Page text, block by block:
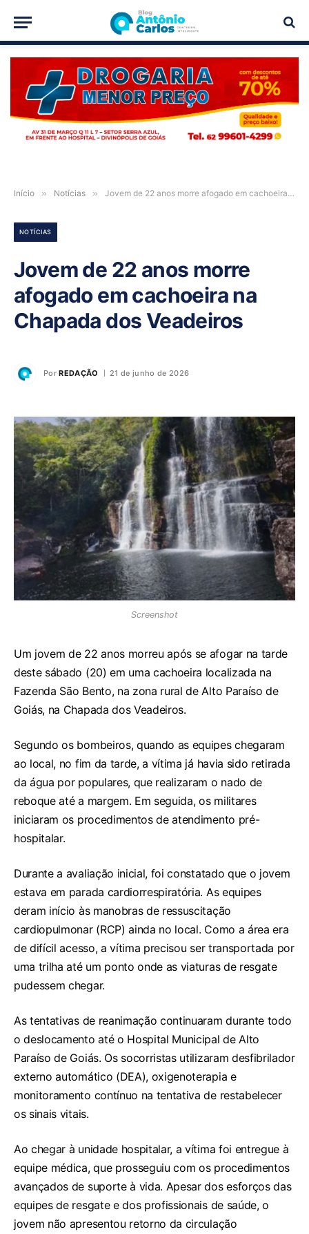
PUBLICIDADE
Início » Notícias » Jovem de 22 anos morre afogado em cachoeira na Chapada dos Veadeiros
NOTÍCIAS
Jovem de 22 anos morre
afogado em cachoeira na
Chapada dos Veadeiros
Por REDAÇÃO 21 de junho de 2026
Screenshot
Um jovem de 22 anos morreu após se afogar na tarde
deste sábado (20) em uma cachoeira localizada na
Fazenda São Bento, na zona rural de Alto Paraíso de
Goiás, na Chapada dos Veadeiros.
Segundo os bombeiros, quando as equipes chegaram
ao local, no fim da tarde, a vítima já havia sido retirada
da água por populares, que realizaram o nado de
reboque até a margem. Em seguida, os militares
iniciaram os procedimentos de atendimento pré-
hospitalar.
Durante a avaliação inicial, foi constatado que o jovem
estava em parada cardiorrespiratória. As equipes
deram início às manobras de ressuscitação
cardiopulmonar (RCP) ainda no local. Como a área era
de difícil acesso, a vítima precisou ser transportada por
uma trilha até um ponto onde as viaturas de resgate
pudessem chegar.
As tentativas de reanimação continuaram durante todo
o deslocamento até o Hospital Municipal de Alto
Paraíso de Goiás. Os socorristas utilizaram desfibrilador
externo automático (DEA), oxigenoterapia e
monitoramento contínuo na tentativa de restabelecer
os sinais vitais.
Ao chegar à unidade hospitalar, a vítima foi entregue à
equipe médica, que prosseguiu com os procedimentos
avançados de suporte à vida. Apesar dos esforços das
equipes de resgate e dos profissionais de saúde, o
jovem não apresentou retorno da circulação